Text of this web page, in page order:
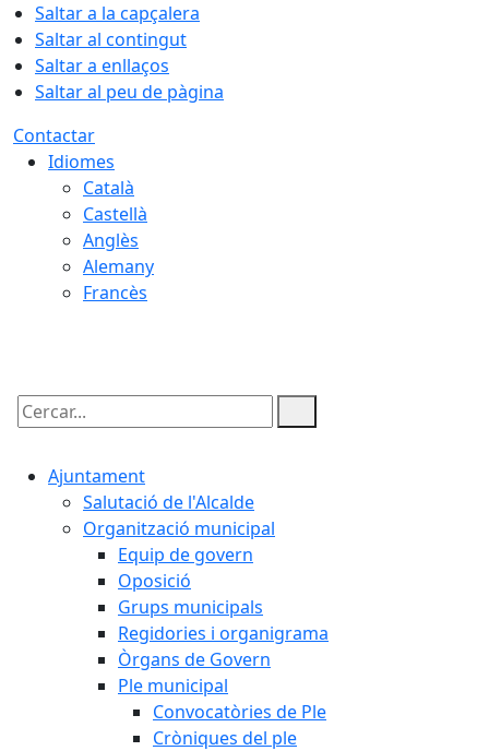
Saltar a la capçalera
Saltar al contingut
Saltar a enllaços
Saltar al peu de pàgina
Contactar
Idiomes
Català
Castellà
Anglès
Alemany
Francès
Cercar:
Ajuntament
Salutació de l'Alcalde
Organització municipal
Equip de govern
Oposició
Grups municipals
Regidories i organigrama
Òrgans de Govern
Ple municipal
Convocatòries de Ple
Cròniques del ple